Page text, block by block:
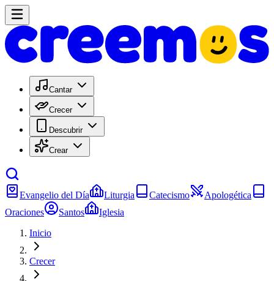
Cantar
Crecer
Descubrir
Crear
Evangelio del Día Liturgia Catecismo
Apologética
Oraciones
Santos
Iglesia
Inicio
Crecer